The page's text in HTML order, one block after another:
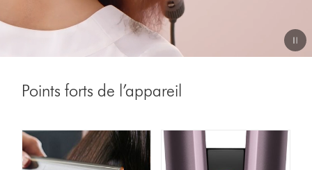
Points forts de l’appareil